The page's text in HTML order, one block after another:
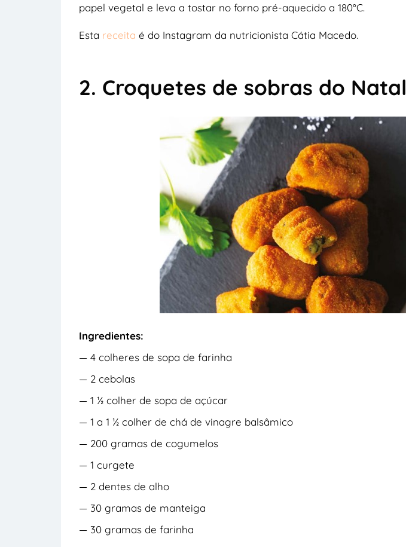
papel vegetal e leva a tostar no forno pré-aquecido a 180°C.
Esta receita é do Instagram da nutricionista Cátia Macedo.
2. Croquetes de sobras do Natal
Ingredientes:
— 4 colheres de sopa de farinha
— 2 cebolas
— 1 ½ colher de sopa de açúcar
— 1 a 1 ½ colher de chá de vinagre balsâmico
— 200 gramas de cogumelos
— 1 curgete
— 2 dentes de alho
— 30 gramas de manteiga
— 30 gramas de farinha